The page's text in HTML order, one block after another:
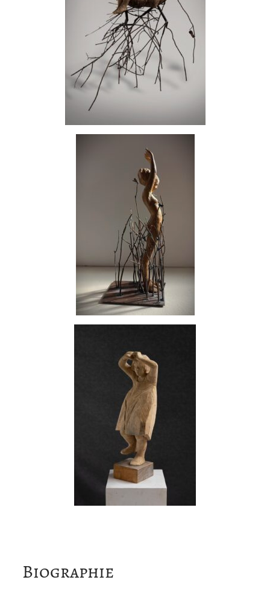
Biographie